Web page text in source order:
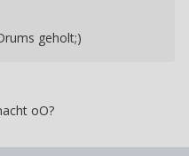
geholt;)
oO?